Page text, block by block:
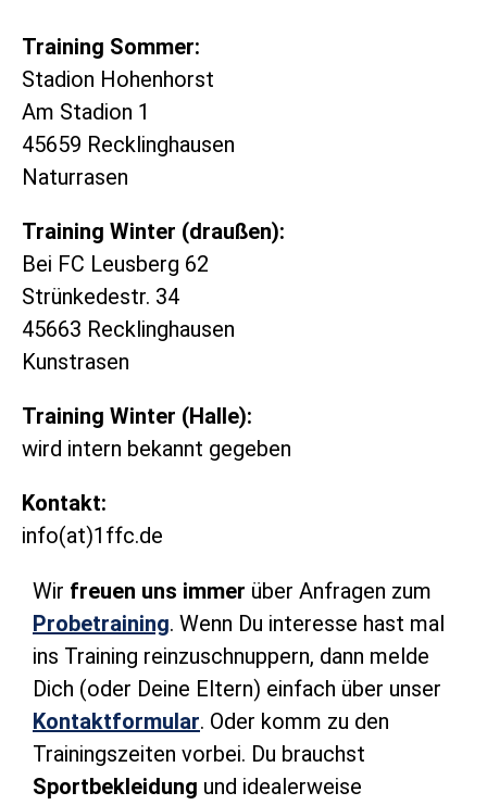
Training Sommer:
Stadion Hohenhorst
Am Stadion 1
45659 Recklinghausen
Naturrasen
Training Winter (draußen):
Bei FC Leusberg 62
Strünkedestr. 34
45663 Recklinghausen
Kunstrasen
Training Winter (Halle):
wird intern bekannt gegeben
Kontakt:
info(at)1ffc.de
Wir freuen uns immer über Anfragen zum
Probetraining. Wenn Du interesse hast mal
ins Training reinzuschnuppern, dann melde
Dich (oder Deine Eltern) einfach über unser
Kontaktformular. Oder komm zu den
Trainingszeiten vorbei. Du brauchst
Sportbekleidung und idealerweise